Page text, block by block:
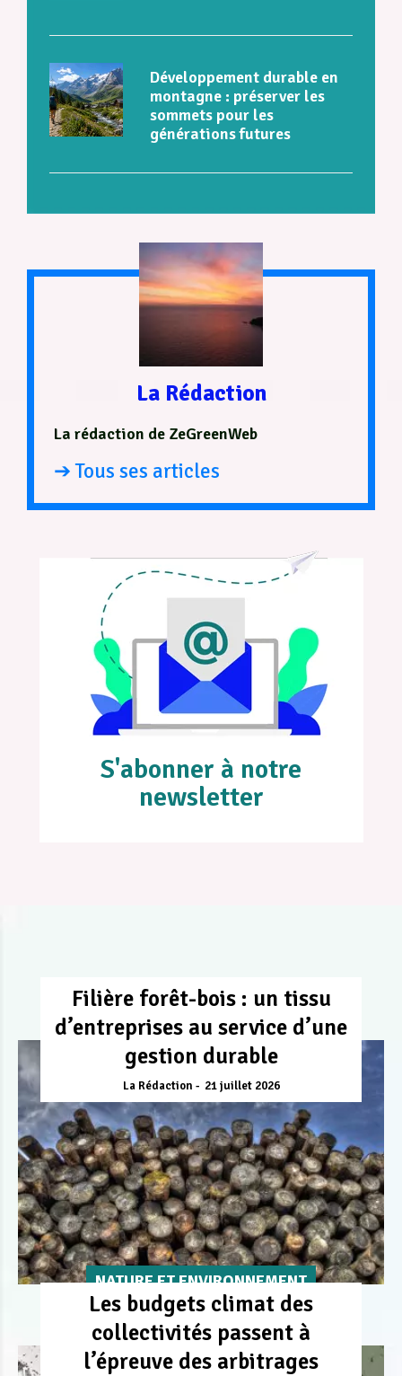
Développement durable en
montagne : préserver les
sommets pour les
générations futures
La Rédaction
La rédaction de ZeGreenWeb
➔ Tous ses articles
S'abonner à notre
newsletter
Filière forêt-bois : un tissu
d’entreprises au service d’une
gestion durable
La Rédaction 21 juillet 2026
NATURE ET ENVIRONNEMENT
Les budgets climat des
collectivités passent à
l’épreuve des arbitrages